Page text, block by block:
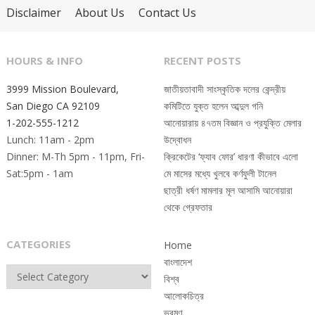
Disclaimer About Us Contact Us
HOURS & INFO
3999 Mission Boulevard,
San Diego CA 92109
1-202-555-1212
Lunch: 11am - 2pm
Dinner: M-Th 5pm - 11pm, Fri-
Sat:5pm - 1am
RECENT POSTS
জাতীয়তাবাদী সাংস্কৃতিক দলের কেন্দ্রীয়
কমিটিতে যুক্ত হলেন আব্দুল গনি
আনোয়ারায় ৪৭তম বিজ্ঞান ও প্রযুক্তি মেলার
উদ্বোধন
ক্রিকেটের ‘ফ্যাব ফোর’ ধারণা কীভাবে এলো
মে মাসের মধ্যে খুলবে কর্ণফুলী টানেল
ছাত্রী ধর্ষণ মামলার মূল আসামি আনোয়ারা
থেকে গ্রেফতার
CATEGORIES
Categories
Home
বাংলাদেশ
বিশ্ব
আলোকচিত্র